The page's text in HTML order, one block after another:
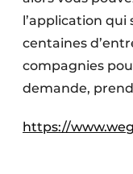
l’application qui
centaines
compagnies
demande,
https://